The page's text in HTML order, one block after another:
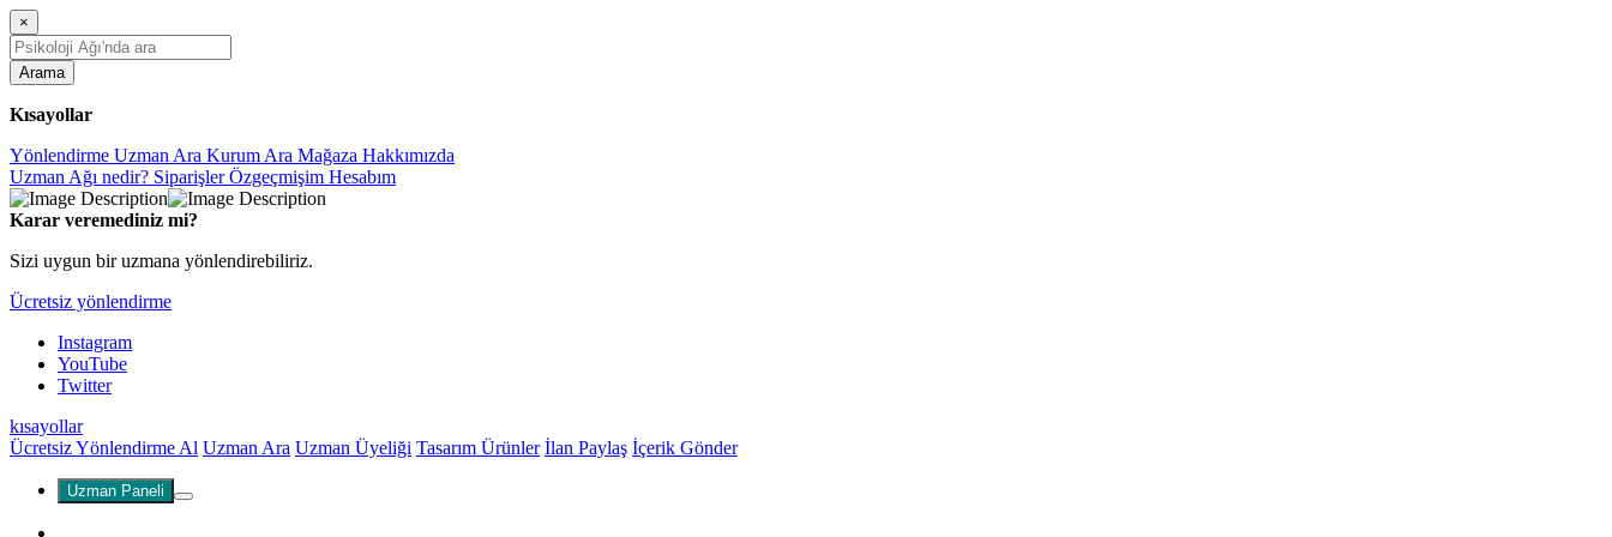
×
Arama
Kısayollar
Yönlendirme Uzman Ara Kurum Ara Mağaza Hakkımızda
Uzman Ağı nedir? SiparişlerÖzgeçmişim Hesabım
Karar veremediniz mi?
Sizi uygun bir uzmana yönlendirebiliriz.
Ücretsiz yönlendirme
Instagram
YouTube
Twitter
kısayollar
Ücretsiz Yönlendirme Al Uzman Ara Uzman Üyeliği Tasarım Ürünler İlan Paylaş İçerik Gönder
Uzman Paneli